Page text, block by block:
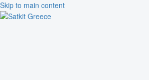
Skip to main content